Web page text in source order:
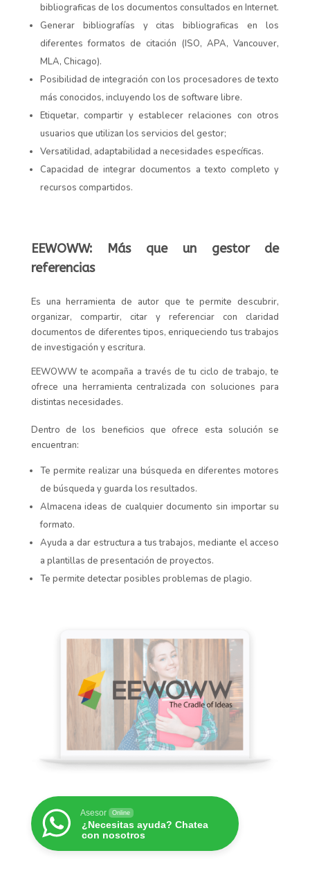
bibliograficas de los documentos consultados en Internet.
Generar bibliografías y citas bibliograficas en los
diferentes formatos de citación (ISO, APA, Vancouver,
MLA, Chicago).
Posibilidad de integración con los procesadores de texto
más conocidos, incluyendo los de software libre.
Etiquetar, compartir y establecer relaciones con otros
usuarios que utilizan los servicios del gestor;
Versatilidad, adaptabilidad a necesidades específicas.
Capacidad de integrar documentos a texto completo y
recursos compartidos.
EEWOWW: Más que un gestor de
referencias
Es una herramienta de autor que te permite descubrir,
organizar, compartir, citar y referenciar con claridad
documentos de diferentes tipos, enriqueciendo tus trabajos
de investigación y escritura.
EEWOWW te acompaña a través de tu ciclo de trabajo, te
ofrece una herramienta centralizada con soluciones para
distintas necesidades.
Dentro de los beneficios que ofrece esta solución se
encuentran:
Te permite realizar una búsqueda en diferentes motores
de búsqueda y guarda los resultados.
Almacena ideas de cualquier documento sin importar su
formato.
Ayuda a dar estructura a tus trabajos, mediante el acceso
a plantillas de presentación de proyectos.
Te permite detectar posibles problemas de plagio.
Asesor Online
¿Necesitas ayuda? Chatea
con nosotros